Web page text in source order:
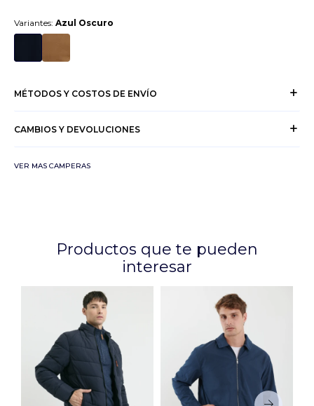
Variantes: Azul Oscuro
MÉTODOS Y COSTOS DE ENVÍO
CAMBIOS Y DEVOLUCIONES
VER MAS CAMPERAS
Productos que te pueden
interesar